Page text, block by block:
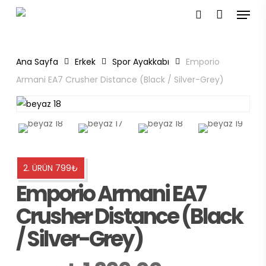
Menu
Ana Sayfa Erkek Spor Ayakkabı
Emporio
Armani EA7 Crusher Distance (Black / Silver-Grey)
2. ÜRÜN 799₺
Emporio Armani EA7
Crusher Distance (Black
/ Silver-Grey)